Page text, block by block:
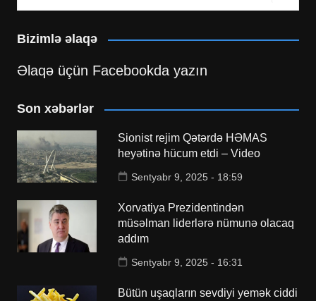
Bizimlə əlaqə
Əlaqə üçün Facebookda yazın
Son xəbərlər
Sionist rejim Qətərdə HƏMAS
heyətinə hücum etdi – Video
Sentyabr 9, 2025 - 18:59
Xorvatiya Prezidentindən
müsəlman liderlərə nümunə olacaq
addım
Sentyabr 9, 2025 - 16:31
Bütün uşaqların sevdiyi yemək ciddi